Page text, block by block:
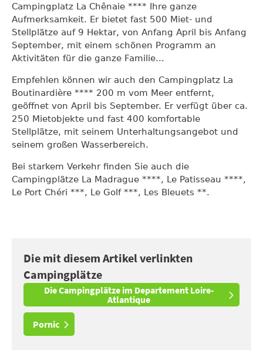
Campingplatz La Chênaie **** Ihre ganze
Aufmerksamkeit. Er bietet fast 500 Miet- und
Stellplätze auf 9 Hektar, von Anfang April bis Anfang
September, mit einem schönen Programm an
Aktivitäten für die ganze Familie...
Empfehlen können wir auch den Campingplatz La
Boutinardière **** 200 m vom Meer entfernt,
geöffnet von April bis September. Er verfügt über ca.
250 Mietobjekte und fast 400 komfortable
Stellplätze, mit seinem Unterhaltungsangebot und
seinem großen Wasserbereich.
Bei starkem Verkehr finden Sie auch die
Campingplätze La Madrague ****, Le Patisseau ****,
Le Port Chéri ***, Le Golf ***, Les Bleuets **.
Die mit diesem Artikel verlinkten
Campingplätze
Die Campingplätze im Departement Loire-
Atlantique
Pornic